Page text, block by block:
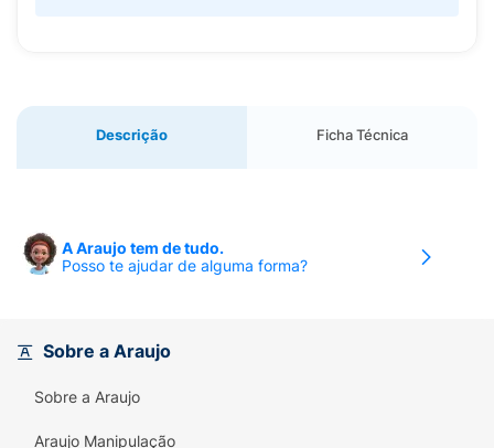
Descrição Ficha Técnica
A Araujo tem de tudo.
Posso te ajudar de alguma forma?
Sobre a Araujo
Sobre a Araujo
Araujo Manipulação